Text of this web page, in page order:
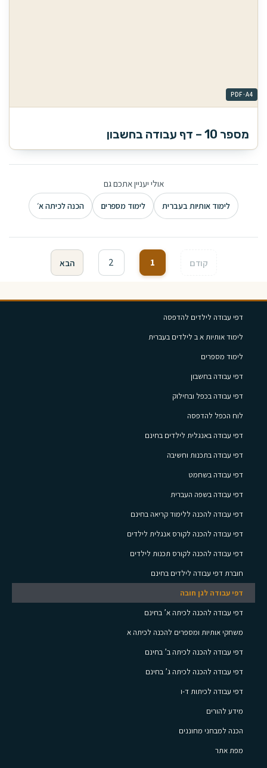
מספר 10 – דף עבודה בחשבון
אולי יעניין אתכם גם
לימוד אותיות בעברית לימוד מספרים הכנה לכיתה א׳
קודם 1
2 הבא
דפי עבודה לילדים להדפסה
לימוד אותיות א ב לילדים בעברית
לימוד מספרים
דפי עבודה בחשבון
דפי עבודה בכפל ובחילוק
לוח הכפל להדפסה
דפי עבודה באנגלית לילדים בחינם
דפי עבודה בתכנות וחשיבה
דפי עבודה בשחמט
דפי עבודה בשפה העברית
דפי עבודה להכנה ללימוד קריאה בחינם
דפי עבודה להכנה לקורס אנגלית לילדים
דפי עבודה להכנה לקורס תכנות לילדים
חוברת דפי עבודה לילדים בחינם
דפי עבודה לגן חובה
דפי עבודה להכנה לכיתה א’ בחינם
משחקי אותיות ומספרים להכנה לכיתה א
דפי עבודה להכנה לכיתה ב’ בחינם
דפי עבודה להכנה לכיתה ג’ בחינם
דפי עבודה לכיתות ד-ו
מידע להורים
הכנה למבחני מחוננים
מפת אתר